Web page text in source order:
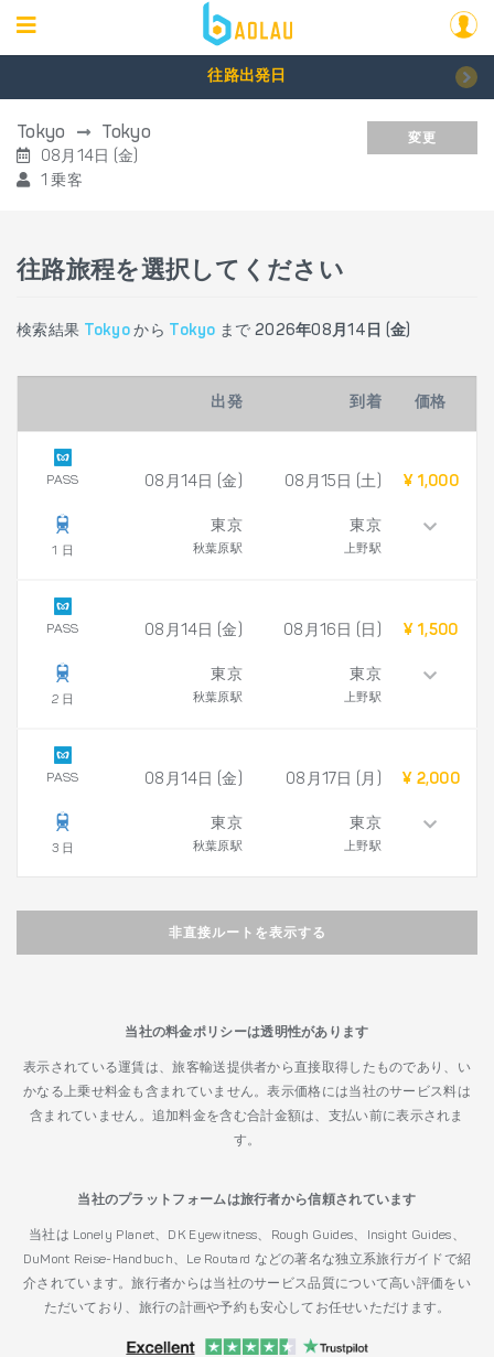
往路出発日
Tokyo Tokyo
08月14日 (金)
1 乗客
変更
往路旅程を選択してください
検索結果 Tokyo から Tokyo まで 2026年08月14日 (金)
出発 到着 価格
PASS
1 日
08月14日 (金)
東京
秋葉原駅
08月15日 (土)
東京
上野駅
¥ 1,000
PASS
2 日
08月14日 (金)
東京
秋葉原駅
08月16日 (日)
東京
上野駅
¥ 1,500
PASS
3 日
08月14日 (金)
東京
秋葉原駅
08月17日 (月)
東京
上野駅
¥ 2,000
非直接ルートを表示する
当社の料金ポリシーは透明性があります
表示されている運賃は、旅客輸送提供者から直接取得したものであり、い
かなる上乗せ料金も含まれていません。表示価格には当社のサービス料は
含まれていません。追加料金を含む合計金額は、支払い前に表示されま
す。
当社のプラットフォームは旅行者から信頼されています
当社は Lonely Planet、DK Eyewitness、Rough Guides、Insight Guides、
DuMont Reise-Handbuch、Le Routard などの著名な独立系旅行ガイドで紹
介されています。旅行者からは当社のサービス品質について高い評価をい
ただいており、旅行の計画や予約も安心してお任せいただけます。